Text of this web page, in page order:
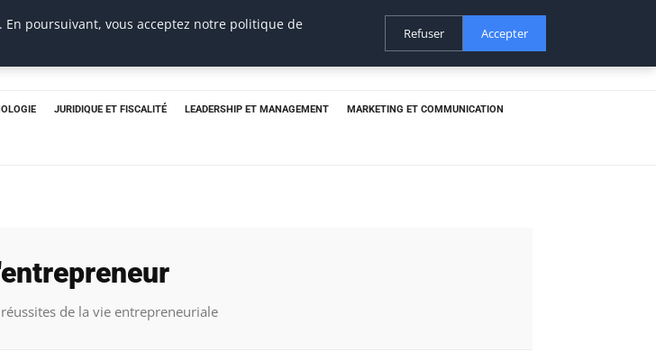
JURIDIQUE ET FISCALITÉ LEADERSHIP ET MANAGEMENT MARKETING ET COMMUNICATION
de la vie entrepreneuriale
poursuivant, vous acceptez notre politique de
Refuser Accepter